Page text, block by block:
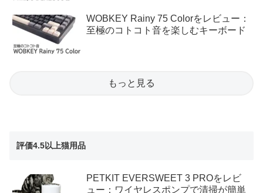
WOBKEY Rainy 75 Colorをレビュー：
至極のコトコト音を楽しむキーボード
もっと見る
評価4.5以上猫用品
PETKIT EVERSWEET 3 PROをレビ
ュー：ワイヤレスポンプで清掃が簡単